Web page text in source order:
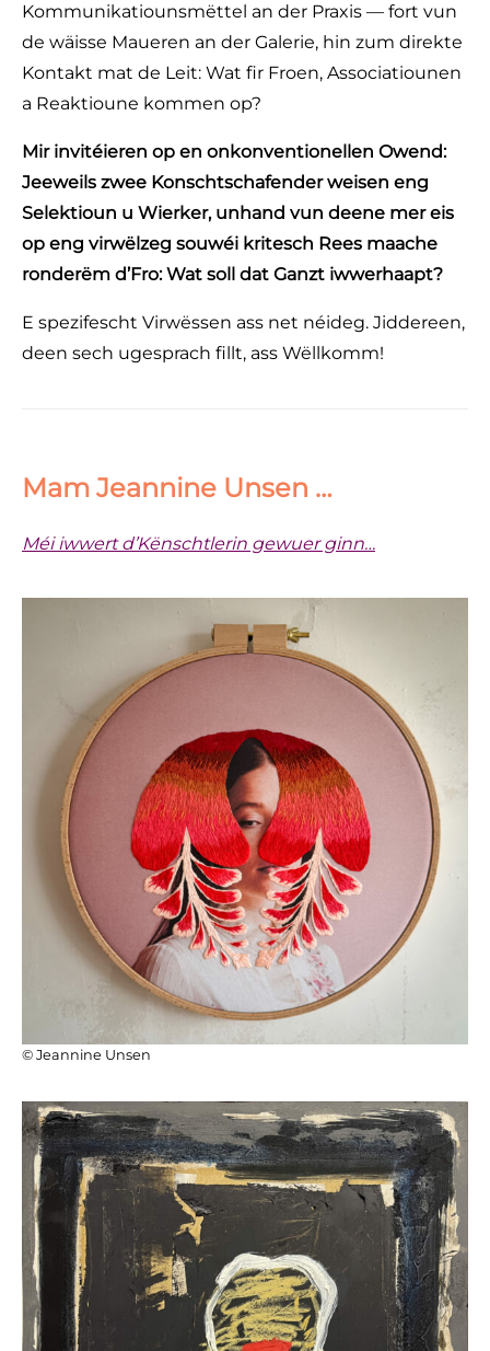
Kommunikatiounsmëttel an der Praxis — fort vun
de wäisse Maueren an der Galerie, hin zum direkte
Kontakt mat de Leit: Wat fir Froen, Associatiounen
a Reaktioune kommen op?
Mir invitéieren op en onkonventionellen Owend:
Jeeweils zwee Konschtschafender weisen eng
Selektioun u Wierker, unhand vun deene mer eis
op eng virwëlzeg souwéi kritesch Rees maache
ronderëm d’Fro: Wat soll dat Ganzt iwwerhaapt?
E spezifescht Virwëssen ass net néideg. Jiddereen,
deen sech ugesprach fillt, ass Wëllkomm!
Mam Jeannine Unsen …
Méi iwwert d’Kënschtlerin gewuer ginn…
© Jeannine Unsen